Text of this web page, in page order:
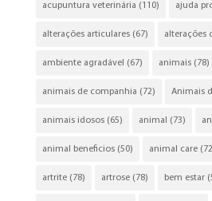
acupuntura veterinária (110) ajuda
alterações articulares(67) alterações
ambiente agradável (67) animais(78)
animais de companhia (72) Animais
animais idosos(65) animal (73)
animal beneficios(50) animal care
artrite(78) artrose(78) bem estar